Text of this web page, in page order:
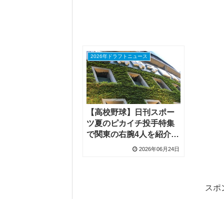
2026年ドラフトニュース
【高校野球】日刊スポー
ツ夏のピカイチ投手特集
で関東の右腕4人を紹介、
日髙創太投手・諸岡杜和
2026年06月24日
スポ